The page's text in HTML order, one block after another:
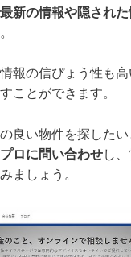
新の情報や隠された
。
報の信ぴょう性も
ことができます。
良い物件を探した
ロに問い合わせし
ましょう。